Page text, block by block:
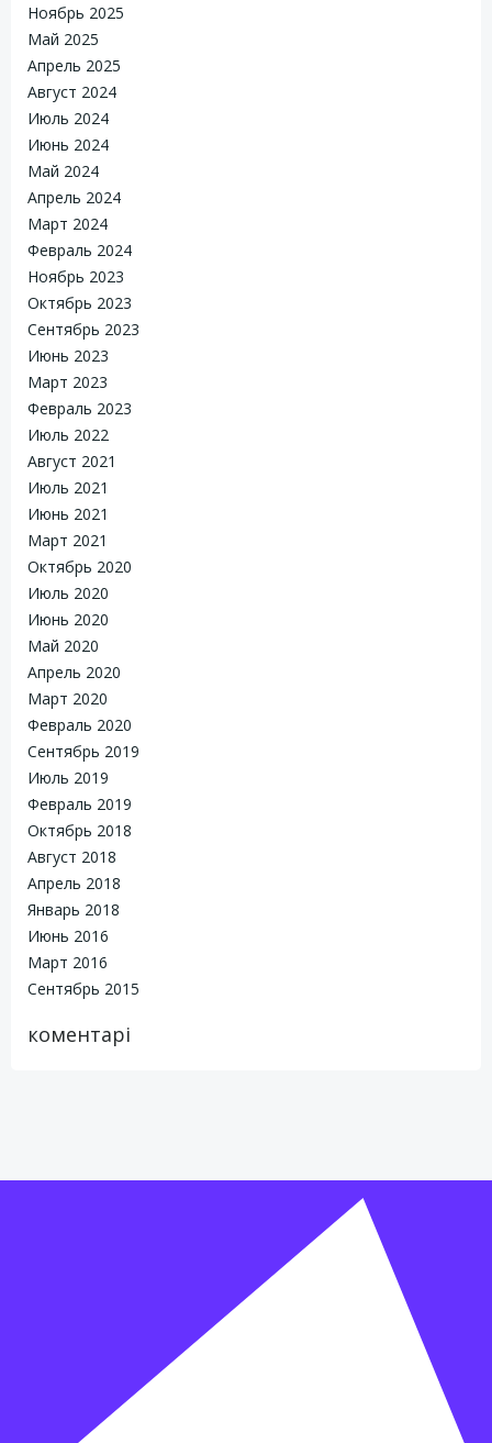
Ноябрь 2025
Май 2025
Апрель 2025
Август 2024
Июль 2024
Июнь 2024
Май 2024
Апрель 2024
Март 2024
Февраль 2024
Ноябрь 2023
Октябрь 2023
Сентябрь 2023
Июнь 2023
Март 2023
Февраль 2023
Июль 2022
Август 2021
Июль 2021
Июнь 2021
Март 2021
Октябрь 2020
Июль 2020
Июнь 2020
Май 2020
Апрель 2020
Март 2020
Февраль 2020
Сентябрь 2019
Июль 2019
Февраль 2019
Октябрь 2018
Август 2018
Апрель 2018
Январь 2018
Июнь 2016
Март 2016
Сентябрь 2015
коментарі